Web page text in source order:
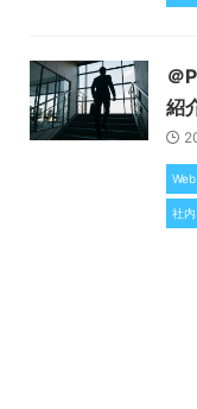
＠
紹
社内